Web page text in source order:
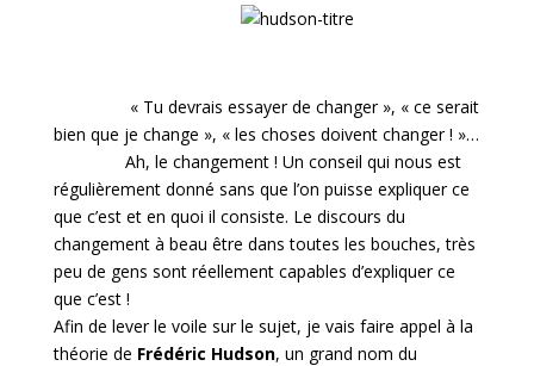
« Tu devrais essayer de changer », « ce serait
bien que je change », « les choses doivent changer ! »…
Ah, le changement ! Un conseil qui nous est
régulièrement donné sans que l’on puisse expliquer ce
que c’est et en quoi il consiste. Le discours du
changement à beau être dans toutes les bouches, très
peu de gens sont réellement capables d’expliquer ce
que c’est !
Afin de lever le voile sur le sujet, je vais faire appel à la
théorie de Frédéric Hudson, un grand nom du